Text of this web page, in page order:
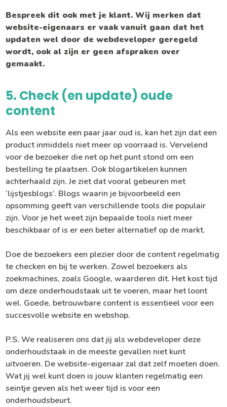
Bespreek dit ook met je klant. Wij merken dat
website-eigenaars er vaak vanuit gaan dat het
updaten wel door de webdeveloper geregeld
wordt, ook al zijn er geen afspraken over
gemaakt.
5. Check (en update) oude
content
Als een website een paar jaar oud is, kan het zijn dat een
product inmiddels niet meer op voorraad is. Vervelend
voor de bezoeker die net op het punt stond om een
bestelling te plaatsen. Ook blogartikelen kunnen
achterhaald zijn. Je ziet dat vooral gebeuren met
‘lijstjesblogs’. Blogs waarin je bijvoorbeeld een
opsomming geeft van verschillende tools die populair
zijn. Voor je het weet zijn bepaalde tools niet meer
beschikbaar of is er een beter alternatief op de markt.
Doe de bezoekers een plezier door de content regelmatig
te checken en bij te werken. Zowel bezoekers als
zoekmachines, zoals Google, waarderen dit. Het kost tijd
om deze onderhoudstaak uit te voeren, maar het loont
wel. Goede, betrouwbare content is essentieel voor een
succesvolle website en webshop.
P.S. We realiseren ons dat jij als webdeveloper deze
onderhoudstaak in de meeste gevallen niet kunt
uitvoeren. De website-eigenaar zal dat zelf moeten doen.
Wat jij wel kunt doen is jouw klanten regelmatig een
seintje geven als het weer tijd is voor een
onderhoudsbeurt.